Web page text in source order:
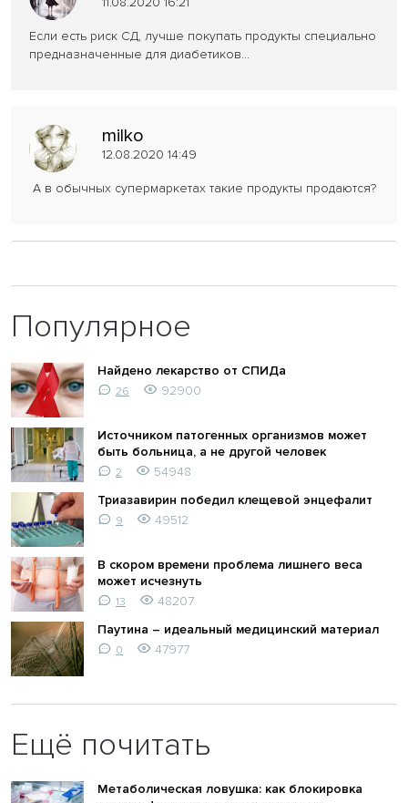
Если есть риск СД, лучше покупать продукты специально
предназначенные для диабетиков...
milko
12.08.2020 14:49
А в обычных супермаркетах такие продукты продаются?
Популярное
Найдено лекарство от СПИДа
26 92900
Источником патогенных организмов может
быть больница, а не другой человек
2
54948
Триазавирин победил клещевой энцефалит
9 49512
В скором времени проблема лишнего веса
может исчезнуть
13
48207
Паутина – идеальный медицинский материал
0 47977
Ещё почитать
Метаболическая ловушка: как блокировка